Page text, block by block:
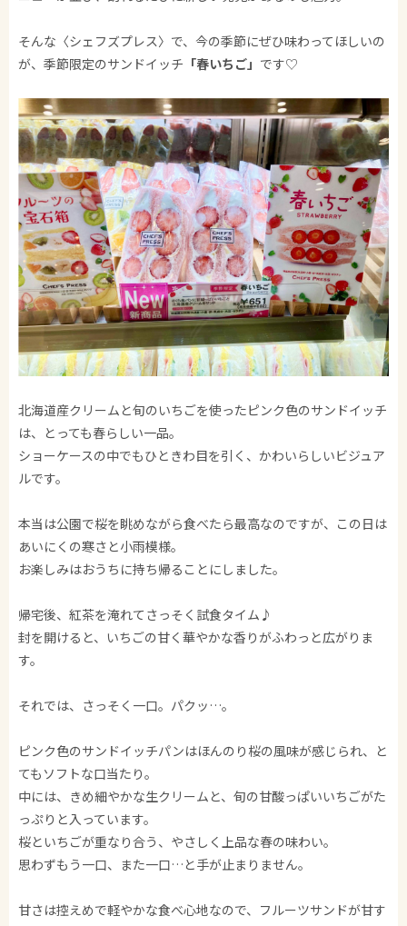
そんな〈シェフズプレス〉で、今の季節にぜひ味わってほしいの
が、季節限定のサンドイッチ 「春いちご」 です♡
北海道産クリームと旬のいちごを使ったピンク色のサンドイッチ
は、とっても春らしい一品。
ショーケースの中でもひときわ目を引く、かわいらしいビジュア
ルです。
本当は公園で桜を眺めながら食べたら最高なのですが、この日は
あいにくの寒さと小雨模様。
お楽しみはおうちに持ち帰ることにしました。
帰宅後、紅茶を淹れてさっそく試食タイム♪
封を開けると、いちごの甘く華やかな香りがふわっと広がりま
す。
それでは、さっそく一口。パクッ…。
ピンク色のサンドイッチパンはほんのり桜の風味が感じられ、と
てもソフトな口当たり。
中には、きめ細やかな生クリームと、旬の甘酸っぱいいちごがた
っぷりと入っています。
桜といちごが重なり合う、やさしく上品な春の味わい。
思わずもう一口、また一口…と手が止まりません。
甘さは控えめで軽やかな食べ心地なので、フルーツサンドが甘す